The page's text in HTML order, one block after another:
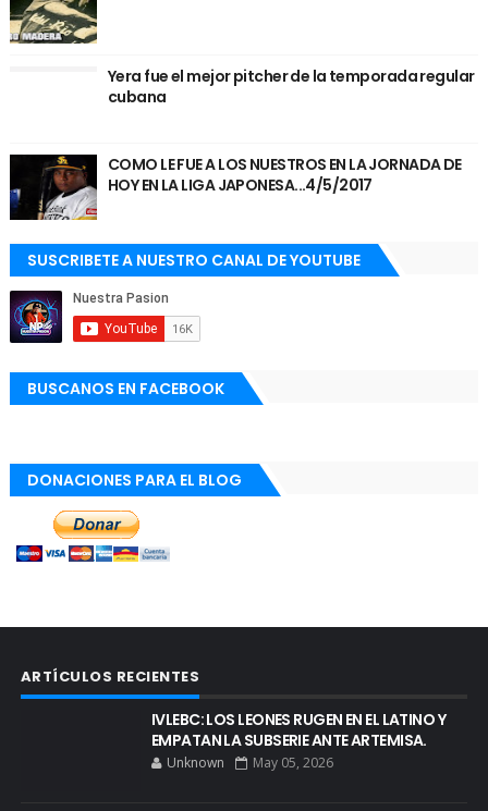
Yera fue el mejor pitcher de la temporada regular
cubana
COMO LE FUE A LOS NUESTROS EN LA JORNADA DE
HOY EN LA LIGA JAPONESA...4/5/2017
SUSCRIBETE A NUESTRO CANAL DE YOUTUBE
BUSCANOS EN FACEBOOK
DONACIONES PARA EL BLOG
ARTÍCULOS RECIENTES
IVLEBC: LOS LEONES RUGEN EN EL LATINO Y
EMPATAN LA SUBSERIE ANTE ARTEMISA.
Unknown May 05, 2026